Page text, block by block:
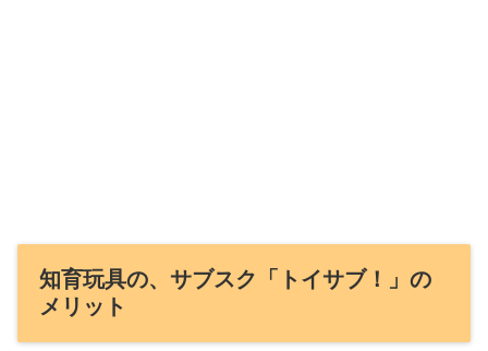
知育玩具の、サブスク「トイサブ！」の
メリット